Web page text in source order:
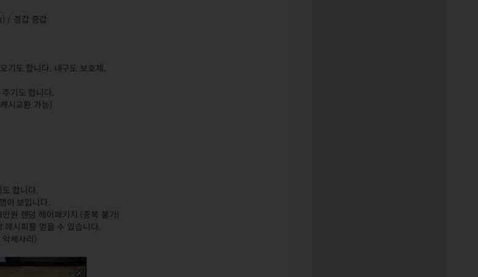
/ 경갑 중갑
기도 합니다. 내구도 보호제.
기도 합니다.
시교환 가능)
합니다.
이 보입니다.
원 랜덤 헤어패키지 (중복 불가)
레시피를 얻을 수 있습니다.
세사리)